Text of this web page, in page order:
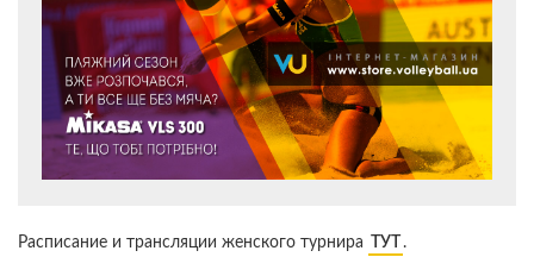
Расписание и трансляции женского турнира ТУТ .